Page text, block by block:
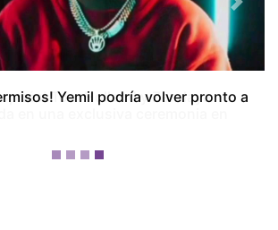
Tom Holland y Zendaya
en una exclusiva ceremonia en
Next